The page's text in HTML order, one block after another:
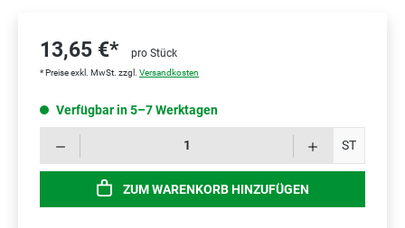
13,65 €* pro Stück
* Preise exkl. MwSt. zzgl. Versandkosten
Verfügbar in 5–7 Werktagen
ST
ZUM WARENKORB HINZUFÜGEN